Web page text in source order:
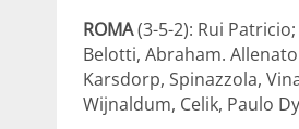
ROMA(3-5-2): Rui
Belotti, Abraham.
Karsdorp, Spinazzola,
Wijnaldum, Celik, Paulo